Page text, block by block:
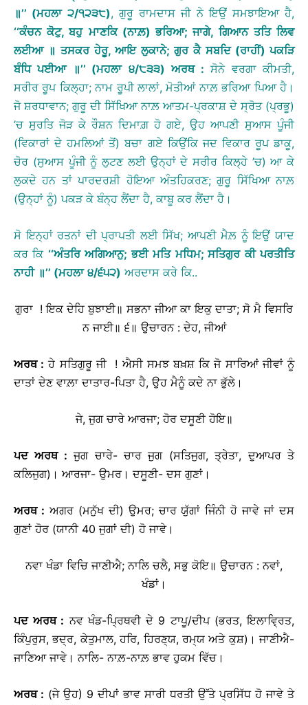
॥’’ (ਮਹਲਾ ੨/੧੨੩੮), ਗੁਰੂ ਰਾਮਦਾਸ ਜੀ ਨੇ ਇਉਂ ਸਮਝਾਇਆ ਹੈ,
‘‘ਕੰਚਨ ਕੋਟੁ,ਬਹੁ ਮਾਣਕਿ(ਨਾਲ਼)ਭਰਿਆ;ਜਾਗੇ, ਗਿਆਨ ਤਤਿ ਲਿਵ
ਲਈਆ ॥ ਤਸਕਰ ਹੇਰੂ,ਆਇ ਲੁਕਾਨੇ;ਗੁਰ ਕੈ ਸਬਦਿ(ਰਾਹੀਂ)ਪਕੜਿ
ਬੰਧਿ ਪਈਆ ॥’’ (ਮਹਲਾ ੪/੮੩੩) ਅਰਥ: ਸੋਨੇ ਵਰਗਾ ਕੀਮਤੀ,
ਸਰੀਰ ਰੂਪ ਕਿਲ੍ਹਾ; ਨਾਮ ਰੂਪੀ ਲਾਲਾਂ, ਮੋਤੀਆਂ ਨਾਲ਼ ਭਰਿਆ ਪਿਆ ਹੈ।
ਜੋ ਸ਼ਰਧਾਵਾਨ; ਗੁਰੂ ਦੀ ਸਿੱਖਿਆ ਨਾਲ਼ ਆਤਮ-ਪ੍ਰਕਾਸ਼ ਦੇ ਸ੍ਰੋਤ (ਪ੍ਰਭੂ)
’ਚ ਸੁਰਤਿ ਜੋੜ ਕੇ ਰੌਸ਼ਨ ਦਿਮਾਗ਼ ਹੋ ਗਏ, ਉਹ ਆਪਣੀ ਸੁਆਸ ਪੂੰਜੀ
(ਵਿਕਾਰਾਂ ਦੇ ਹਮਲਿਆਂ ਤੋਂ) ਬਚਾ ਗਏ ਕਿਉਂਕਿ ਜਦ ਵਿਕਾਰ ਰੂਪ ਡਾਕੂ,
ਚੋਰ (ਸੁਆਸ ਪੂੰਜੀ ਨੂੰ ਲੁਟਣ ਲਈ ਉਨ੍ਹਾਂ ਦੇ ਸਰੀਰ ਕਿਲ੍ਹੇ ’ਚ) ਆ ਕੇ
ਲੁਕਦੇ ਹਨ ਤਾਂ ਪਾਰਦਰਸ਼ੀ ਹੋਇਆ ਅੰਤਹਿਕਰਣ; ਗੁਰੂ ਸਿੱਖਿਆ ਨਾਲ਼
(ਉਨ੍ਹਾਂ ਨੂੰ) ਪਕੜ ਕੇ ਬੰਨ੍ਹ ਲੈਂਦਾ ਹੈ, ਕਾਬੂ ਕਰ ਲੈਂਦਾ ਹੈ।
ਸੋ ਇਨ੍ਹਾਂ ਰਤਨਾਂ ਦੀ ਪ੍ਰਾਪਤੀ ਲਈ ਸਿੱਖ; ਆਪਣੀ ਮੈਲ਼ ਨੂੰ ਇਉਂ ਯਾਦ
ਕਰ ਕਿ ‘‘ਅੰਤਰਿ ਅਗਿਆਨੁ;ਭਈ ਮਤਿ ਮਧਿਮ;ਸਤਿਗੁਰ ਕੀ ਪਰਤੀਤਿ
ਨਾਹੀ ॥’’ (ਮਹਲਾ ੪/੬੫੨) ਅਰਦਾਸ ਕਰੇ ਕਿ..
ਗੁਰਾ ! ਇਕ ਦੇਹਿ ਬੁਝਾਈ॥ ਸਭਨਾ ਜੀਆ ਕਾ ਇਕੁ ਦਾਤਾ; ਸੋ ਮੈ ਵਿਸਰਿ
ਨ ਜਾਈ॥ ੬॥ ਉਚਾਰਨ : ਦੇਹ, ਜੀਆਂ
ਅਰਥ: ਹੇ ਸਤਿਗੁਰੂ ਜੀ ! ਐਸੀ ਸਮਝ ਬਖ਼ਸ਼ ਕਿ ਜੋ ਸਾਰਿਆਂ ਜੀਵਾਂ ਨੂੰ
ਦਾਤਾਂ ਦੇਣ ਵਾਲ਼ਾ ਦਾਤਾਰ-ਪਿਤਾ ਹੈ, ਉਹ ਮੈਨੂੰ ਕਦੇ ਨਾ ਭੁੱਲੇ।
ਜੇ, ਜੁਗ ਚਾਰੇ ਆਰਜਾ; ਹੋਰ ਦਸੂਣੀ ਹੋਇ॥
ਪਦ ਅਰਥ: ਜੁਗ ਚਾਰੇ- ਚਾਰ ਜੁਗ (ਸਤਿਜੁਗ, ਤ੍ਰੇਤਾ, ਦੁਆਪਰ ਤੇ
ਕਲਿਜੁਗ)। ਆਰਜਾ- ਉਮਰ। ਦਸੂਣੀ- ਦਸ ਗੁਣਾਂ।
ਅਰਥ: ਅਗਰ (ਮਨੁੱਖ ਦੀ) ਉਮਰ; ਚਾਰ ਯੁੱਗਾਂ ਜਿੰਨੀ ਹੋ ਜਾਵੇ ਜਾਂ ਦਸ
ਗੁਣਾਂ ਹੋਰ (ਯਾਨੀ 40 ਜੁਗਾਂ ਦੀ) ਹੋ ਜਾਵੇ।
ਨਵਾ ਖੰਡਾ ਵਿਚਿ ਜਾਣੀਐ; ਨਾਲਿ ਚਲੈ, ਸਭੁ ਕੋਇ॥ ਉਚਾਰਨ : ਨਵਾਂ,
ਖੰਡਾਂ।
ਪਦ ਅਰਥ: ਨਵ ਖੰਡ-ਪ੍ਰਿਥਵੀ ਦੇ 9 ਟਾਪੂ/ਦੀਪ (ਭਰਤ, ਇਲਾਵ੍ਰਿਤ,
ਕਿੰਪੁਰੁਸ, ਭਦ੍ਰ, ਕੇਤੁਮਾਲ, ਹਰਿ, ਹਿਰਣ੍ਯ, ਰਮ੍ਯ ਅਤੇ ਕੁਸ਼)। ਜਾਣੀਐ-
ਜਾਣਿਆ ਜਾਵੇ। ਨਾਲਿ- ਨਾਲ਼-ਨਾਲ਼ ਭਾਵ ਹੁਕਮ ਵਿੱਚ।
ਅਰਥ: (ਜੇ ਉਹ) 9 ਦੀਪਾਂ ਭਾਵ ਸਾਰੀ ਧਰਤੀ ਉੱਤੇ ਪ੍ਰਸਿੱਧ ਹੋ ਜਾਵੇ ਤੇ